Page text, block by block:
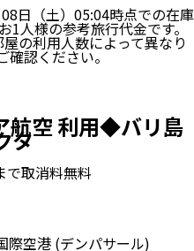
日（土）05:04時点での在庫
1人様の参考旅行代金です。
の利用人数によって異なり
確認ください。
空 利用◆バリ島
タ
で取消料無料
際空港 (デンパサール)